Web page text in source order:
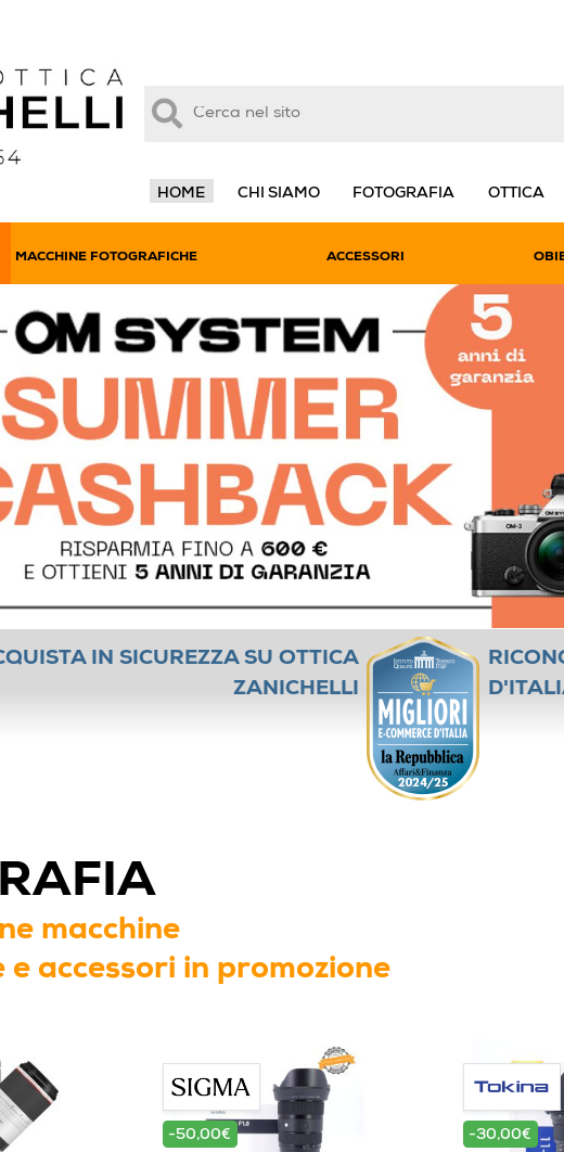
HOME CHI SIAMO FOTOGRAFIA OTTICA
MACCHINE FOTOGRAFICHE ACCESSORI
IN SICUREZZA SU OTTICA
ZANICHELLI
macchine
accessori in promozione
-50,00€ -30,00€